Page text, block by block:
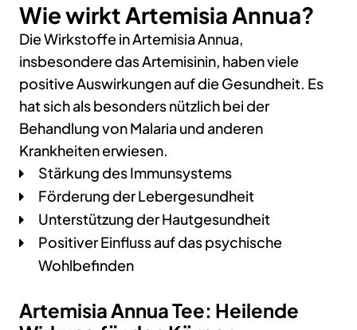
Wie wirkt Artemisia Annua?
Die Wirkstoffe in Artemisia Annua,
insbesondere das Artemisinin, haben viele
positive Auswirkungen auf die Gesundheit. Es
hat sich als besonders nützlich bei der
Behandlung von Malaria und anderen
Krankheiten erwiesen.
Stärkung des Immunsystems
Förderung der Lebergesundheit
Unterstützung der Hautgesundheit
Positiver Einfluss auf das psychische
Wohlbefinden
Artemisia Annua Tee: Heilende